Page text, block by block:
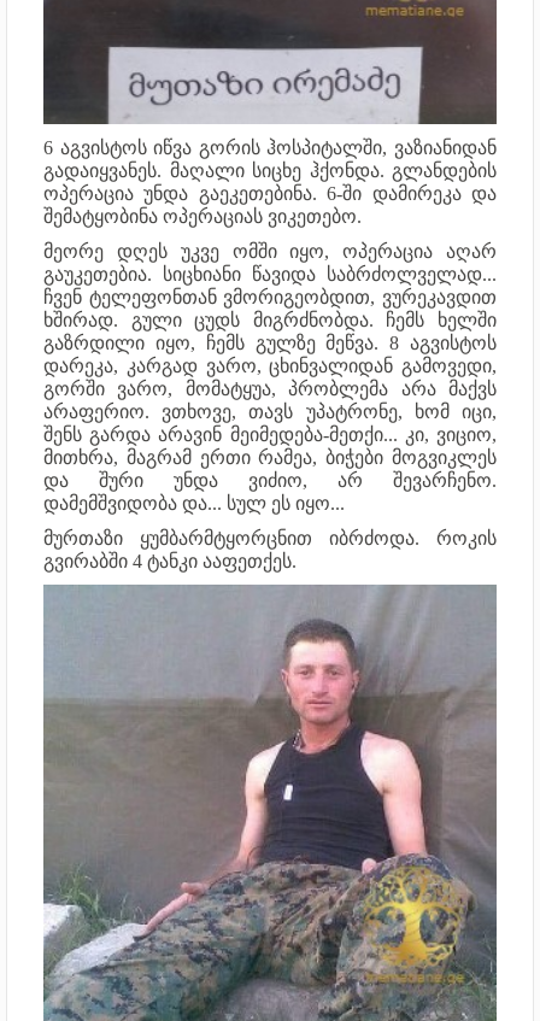
6 აგვისტოს იწვა გორის ჰოსპიტალში, ვაზიანიდან
გადაიყვანეს. მაღალი სიცხე ჰქონდა. გლანდების
ოპერაცია უნდა გაეკეთებინა. 6-ში დამირეკა და
შემატყობინა ოპერაციას ვიკეთებო.
მეორე დღეს უკვე ომში იყო, ოპერაცია აღარ
გაუკეთებია. სიცხიანი წავიდა საბრძოლველად...
ჩვენ ტელეფონთან ვმორიგეობდით, ვურეკავდით
ხშირად. გული ცუდს მიგრძნობდა. ჩემს ხელში
გაზრდილი იყო, ჩემს გულზე მეწვა. 8 აგვისტოს
დარეკა, კარგად ვარო, ცხინვალიდან გამოვედი,
გორში ვარო, მომატყუა, პრობლემა არა მაქვს
არაფერიო. ვთხოვე, თავს უპატრონე, ხომ იცი,
შენს გარდა არავინ მეიმედება-მეთქი... კი, ვიციო,
მითხრა, მაგრამ ერთი რამეა, ბიჭები მოგვიკლეს
და შური უნდა ვიძიო, არ შევარჩენო.
დამემშვიდობა და... სულ ეს იყო...
მურთაზი ყუმბარმტყორცნით იბრძოდა. როკის
გვირაბში 4 ტანკი ააფეთქეს.